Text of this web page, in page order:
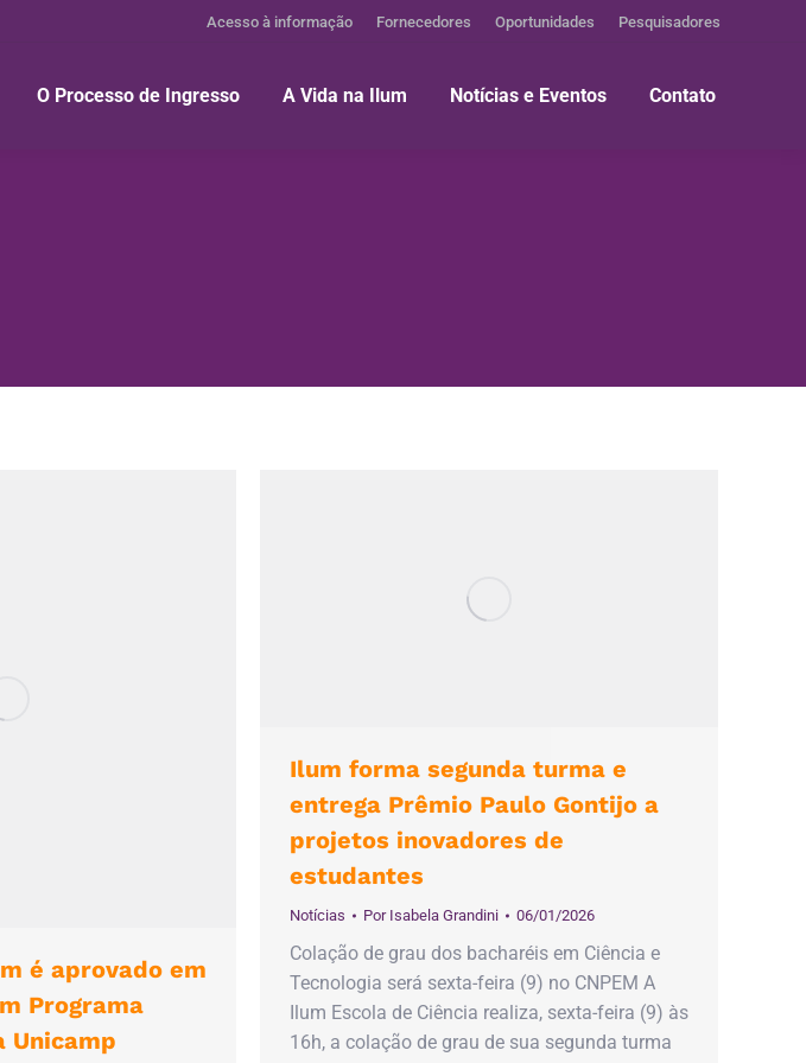
Acesso à informação Fornecedores Oportunidades Pesquisadores
O Processo de Ingresso A Vida na Ilum Notícias e Eventos Contato
é aprovado em
Programa
Unicamp
Ilum forma segunda turma e
entrega Prêmio Paulo Gontijo a
projetos inovadores de
estudantes
Notícias Por Isabela Grandini 06/01/2026
Colação de grau dos bacharéis em Ciência e
Tecnologia será sexta-feira (9) no CNPEM A
Ilum Escola de Ciência realiza, sexta-feira (9) às
16h, a colação de grau de sua segunda turma